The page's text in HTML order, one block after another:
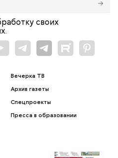
своих
Вечерка ТВ
Архив газеты
Спецпроекты
Пресса в образовании